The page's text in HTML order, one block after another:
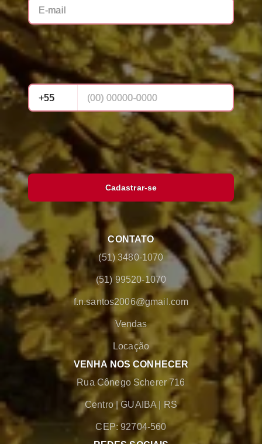
Cadastrar-se
CONTATO
(51) 3480-1070
(51) 99520-1070
f.n.santos2006@gmail.com
Vendas
Locação
VENHA NOS CONHECER
Rua Cônego Scherer 716
Centro |GUAIBA RS
CEP: 92704-560